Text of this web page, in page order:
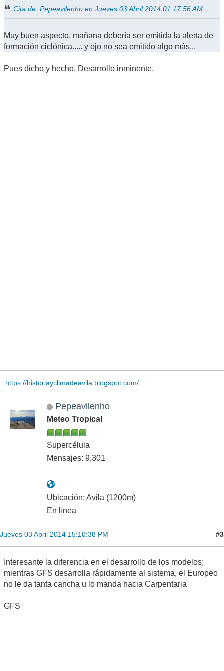
Cita de: Pepeavilenho en Jueves 03 Abril 2014 01:17:56 AM
Muy buen aspecto, mañana debería ser emitida la alerta de
formación ciclónica..... y ojo no sea emitido algo más...
Pues dicho y hecho. Desarrollo inminente.
https://historiayclimadeavila.blogspot.com/
Pepeavilenho
Meteo Tropical
Supercélula
Mensajes: 9,301
Ubicación: Avila (1200m)
En línea
Jueves 03 Abril 2014 15:10:38 PM #3
Interesante la diferencia en el desarrollo de los modelos;
mientras GFS desarrolla rápidamente al sistema, el Europeo
no le da tanta cancha u lo manda hacia Carpentaria
GFS